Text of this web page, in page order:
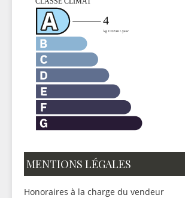
MENTIONS LÉGALES
Honoraires à la charge du vendeur